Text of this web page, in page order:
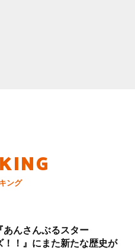
ング
『あんさんぶるスター
！！』にまた新たな歴史が